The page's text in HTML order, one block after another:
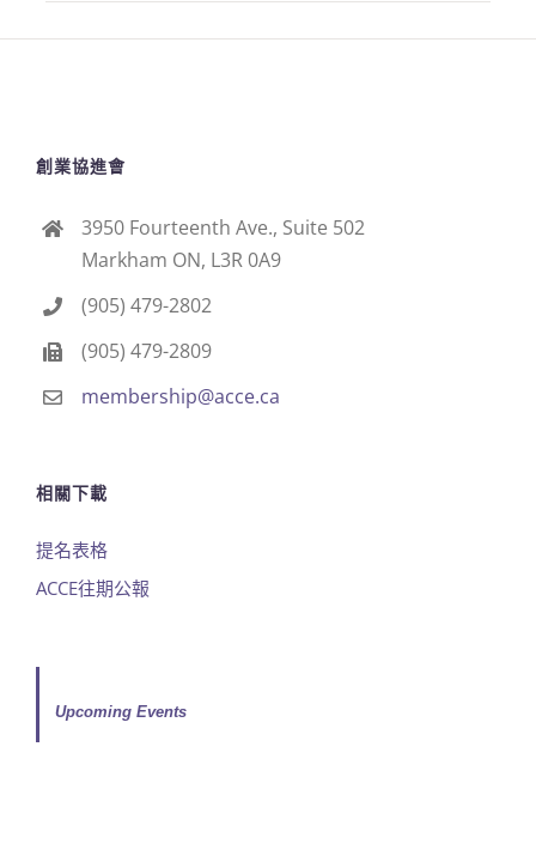
創業協進會
3950 Fourteenth Ave., Suite 502
Markham ON, L3R 0A9
(905) 479-2802
(905) 479-2809
membership@acce.ca
相關下載
提名表格
ACCE往期公報
Upcoming Events